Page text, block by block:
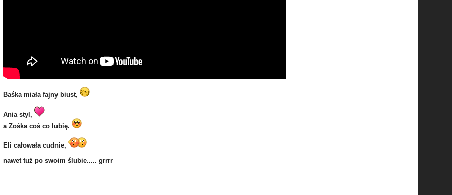
Baśka miała fajny biust,
Ania styl,
a Zośka coś co lubię.
Eli całowała cudnie,
nawet tuż po swoim ślubie..... grrrr